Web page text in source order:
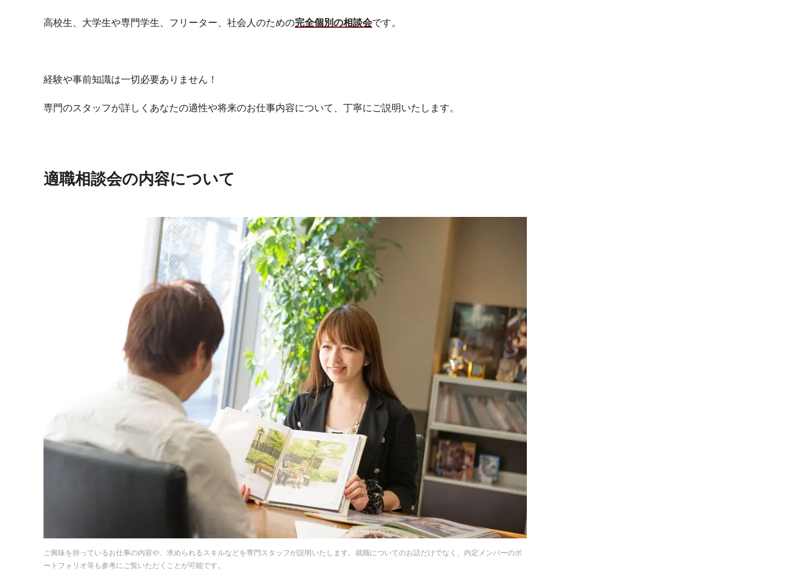
高校生、大学生や専門学生、フリーター、社会人のための完全個別の相談会です。
経験や事前知識は一切必要ありません！
専門のスタッフが詳しくあなたの適性や将来のお仕事内容について、丁寧にご説明いたします。
適職相談会の内容について
ご興味を持っているお仕事の内容や、求められるスキルなどを専門スタッフが説明いたします。就職についてのお話だけでなく、内定メンバーのポ
ートフォリオ等も参考にご覧いただくことが可能です。